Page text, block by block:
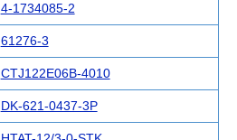
4-1734085-2
61276-3
CTJ122E06B-4010
DK-621-0437-3P